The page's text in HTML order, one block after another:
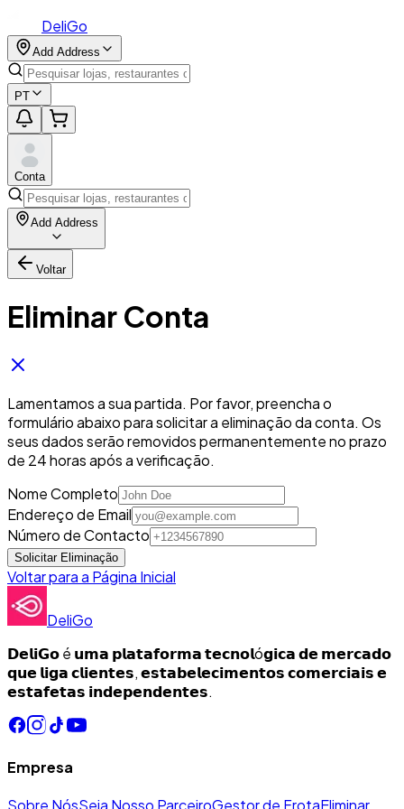
DeliGo
Add Address
PT
Conta
Add Address
Voltar
Eliminar Conta
Lamentamos a sua partida. Por favor, preencha o
formulário abaixo para solicitar a eliminação da conta. Os
seus dados serão removidos permanentemente no prazo
de 24 horas após a verificação.
Nome Completo
Endereço de Email
Número de Contacto
Solicitar Eliminação
Voltar para a Página Inicial
DeliGo
𝗗𝗲𝗹𝗶𝗚𝗼 é 𝘂𝗺𝗮 𝗽𝗹𝗮𝘁𝗮𝗳𝗼𝗿𝗺𝗮 𝘁𝗲𝗰𝗻𝗼𝗹ó𝗴𝗶𝗰𝗮 𝗱𝗲 𝗺𝗲𝗿𝗰𝗮𝗱𝗼
𝗾𝘂𝗲 𝗹𝗶𝗴𝗮 𝗰𝗹𝗶𝗲𝗻𝘁𝗲𝘀, 𝗲𝘀𝘁𝗮𝗯𝗲𝗹𝗲𝗰𝗶𝗺𝗲𝗻𝘁𝗼𝘀 𝗰𝗼𝗺𝗲𝗿𝗰𝗶𝗮𝗶𝘀 𝗲
𝗲𝘀𝘁𝗮𝗳𝗲𝘁𝗮𝘀 𝗶𝗻𝗱𝗲𝗽𝗲𝗻𝗱𝗲𝗻𝘁𝗲𝘀.
Empresa